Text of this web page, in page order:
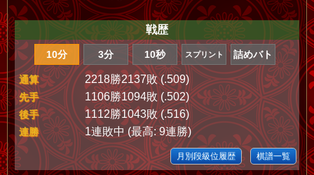
戦歴
10分 3分 10秒 スプリント 詰めバト
通算 2218勝2137敗 (.509)
先手 1106勝1094敗 (.502)
後手 1112勝1043敗 (.516)
連勝 1連敗中 (最高: 9連勝)
月別段級位履歴 棋譜一覧